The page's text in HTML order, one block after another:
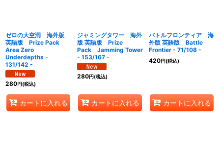
ゼロの大空洞 海外版
英語版 Prize Pack
Area Zero
Underdepths -
131/142 -
280円(税込)
カートに入れる
ジャミングタワー 海外
版 英語版 Prize
Pack Jamming Tower
- 153/167 -
280円(税込)
カートに入れる
バトルフロンティア 海
外版 英語版 Battle
Frontier - 71/108 -
420円(税込)
カートに入れる